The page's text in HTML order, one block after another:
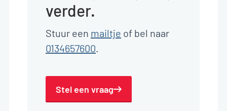
verder.
Stuur een mailtje of bel naar
0134657600.
Stel een vraag